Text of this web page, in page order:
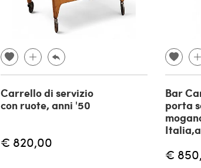
Carrello di servizio
con ruote, anni '50
€ 820,00
Bar
porta
€